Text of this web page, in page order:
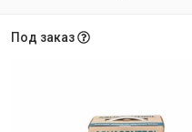
Под заказ